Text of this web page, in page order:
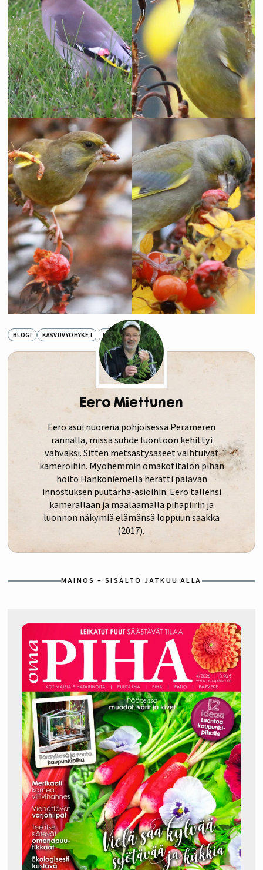
BLOGI KASVUVYÖHYKE I PIHATARINAT
Eero Miettunen
Eero asui nuorena pohjoisessa Perämeren
rannalla, missä suhde luontoon kehittyi
vahvaksi. Sitten metsästysaseet vaihtuivat
kameroihin. Myöhemmin omakotitalon pihan
hoito Hankoniemellä herätti palavan
innostuksen puutarha-asioihin. Eero tallensi
kamerallaan ja maalaamalla pihapiirin ja
luonnon näkymiä elämänsä loppuun saakka
(2017).
MAINOS – SISÄLTÖ JATKUU ALLA